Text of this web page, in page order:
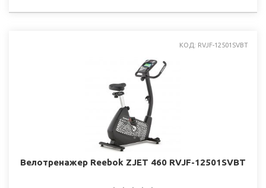
КОД: RVJF-12501SVBT
Велотренажер Reebok ZJET 460 RVJF-12501SVBT